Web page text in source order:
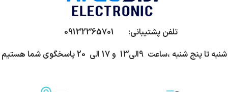
تلفن پشتیبانی: 09132365701
شنبه تا پنج شنبه ،ساعت 9الی13 و 17 الی 20 پاسخگوی شما هستیم